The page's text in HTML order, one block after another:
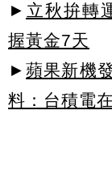
► 立秋拚轉
握黃金7天
► 蘋果新機
料：台積電